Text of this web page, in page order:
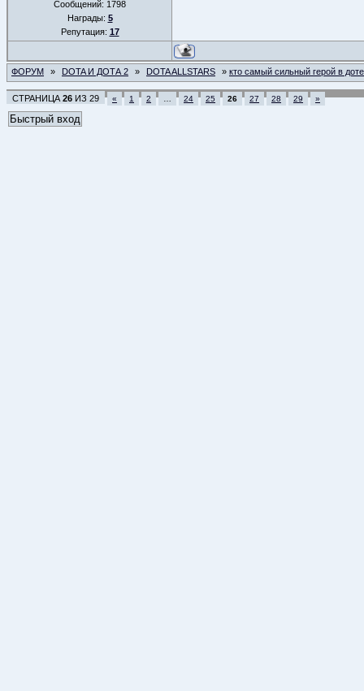
Сообщений: 1798
Награды: 5
Репутация: 17
ФОРУМ » DOTA И ДОТА 2 » DOTA ALLSTARS » кто самый сильный герой в
СТРАНИЦА 26 ИЗ 29 « 1 2 24 25 26 27 28 29 »